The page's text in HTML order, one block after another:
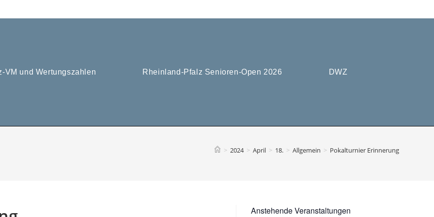
VM und Wertungszahlen Rheinland-Pfalz Senioren-Open 2026 DWZ
> 2024 > April > 18. > Allgemein > Pokalturnier Erinnerung
Anstehende Veranstaltungen